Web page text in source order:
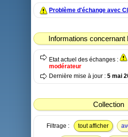
Problème d'échange avec
Informations concernant
Etat actuel des échanges :
modérateur
Dernière mise à jour : 5 mai
Collection
Filtrage : tout afficher